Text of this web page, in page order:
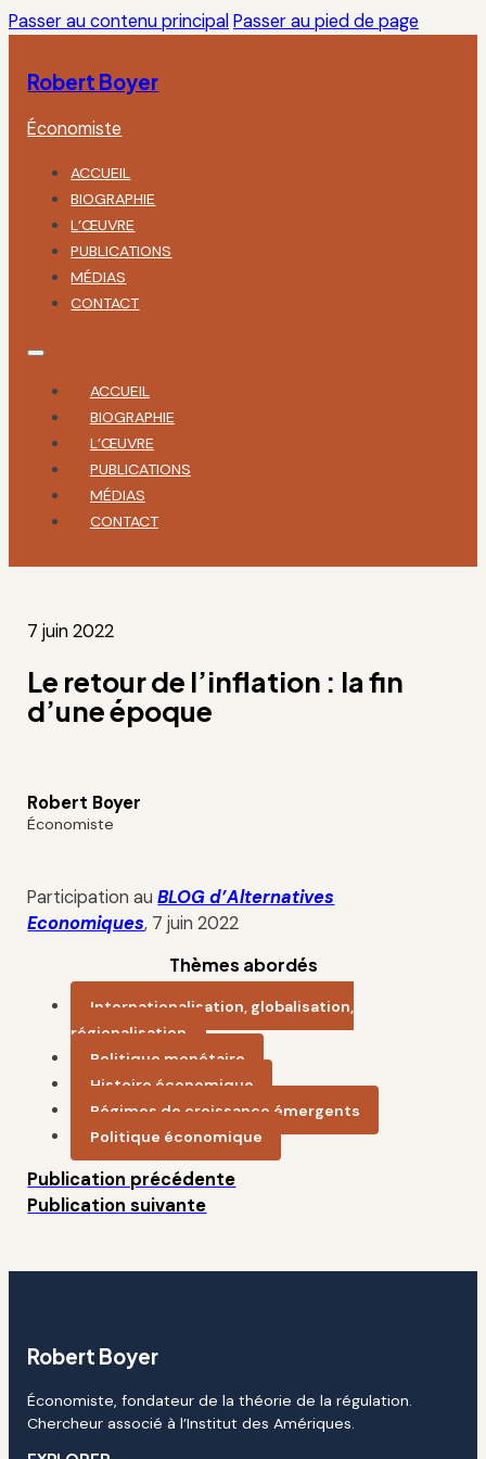
Passer au contenu principal Passer au pied de page
Robert Boyer
Économiste
ACCUEIL
BIOGRAPHIE
L’ŒUVRE
PUBLICATIONS
MÉDIAS
CONTACT
ACCUEIL
BIOGRAPHIE
L’ŒUVRE
PUBLICATIONS
MÉDIAS
CONTACT
7 juin 2022
Le retour de l’inflation : la fin
d’une époque
Robert Boyer
Économiste
Participation auBLOG d’Alternatives
Economiques, 7 juin 2022
Thèmes abordés
Internationalisation, globalisation,
régionalisation
Politique monétaire
Histoire économique
Régimes de croissance émergents
Politique économique
Publication précédente
Publication suivante
Robert Boyer
Économiste, fondateur de la théorie de la régulation.
Chercheur associé à l’Institut des Amériques.